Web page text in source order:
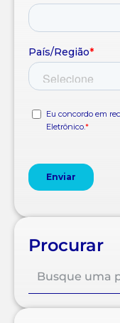
Procurar